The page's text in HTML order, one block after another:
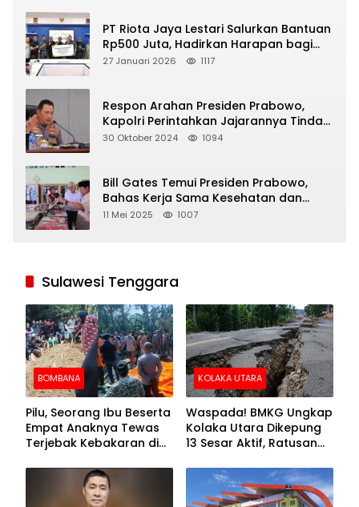
PT Riota Jaya Lestari Salurkan Bantuan
Rp500 Juta, Hadirkan Harapan bagi
Korban Bencana di Sumatera
27 Januari 2026 1117
Respon Arahan Presiden Prabowo,
Kapolri Perintahkan Jajarannya Tindak
Tegas Pelaku Judi Online
30 Oktober 2024 1094
Bill Gates Temui Presiden Prabowo,
Bahas Kerja Sama Kesehatan dan
Program Makan Bergizi Gratis
11 Mei 2025 1007
Sulawesi Tenggara
BOMBANA
Pilu, Seorang Ibu Beserta
Empat Anaknya Tewas
Terjebak Kebakaran di
KOLAKA UTARA
Waspada! BMKG Ungkap
Kolaka Utara Dikepung
13 Sesar Aktif, Ratusan